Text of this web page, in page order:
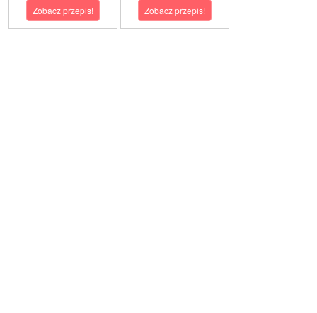
Zobacz przepis! Zobacz przepis!